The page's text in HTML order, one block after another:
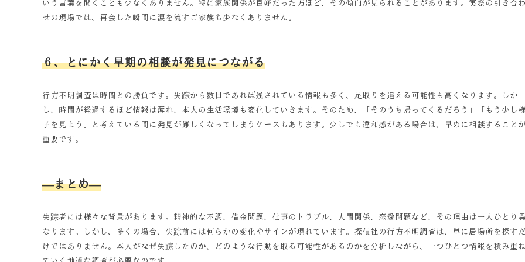
いう言葉を聞くことも少なくありません。特に家族関係が良好だった方ほど、その傾向が見られることがあります。実際の引き合わ
せの現場では、再会した瞬間に涙を流すご家族も少なくありません。
６、とにかく早期の相談が発見につながる
行方不明調査は時間との勝負です。失踪から数日であれば残されている情報も多く、足取りを追える可能性も高くなります。しか
し、時間が経過するほど情報は薄れ、本人の生活環境も変化していきます。そのため、「そのうち帰ってくるだろう」「もう少し
子を見よう」と考えている間に発見が難しくなってしまうケースもあります。少しでも違和感がある場合は、早めに相談することが
重要です。
—まとめ—
失踪者には様々な背景があります。精神的な不調、借金問題、仕事のトラブル、人間関係、恋愛問題など、その理由は一人ひとり異
なります。しかし、多くの場合、失踪前には何らかの変化やサインが現れています。探偵社の行方不明調査は、単に居場所を探すだ
けではありません。本人がなぜ失踪したのか、どのような行動を取る可能性があるのかを分析しながら、一つひとつ情報を積み重ね